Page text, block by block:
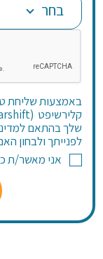
בחר
באמצעות שליחת
שלך בהתאם
לפנייתך ולבחון
אני מאשר/ת